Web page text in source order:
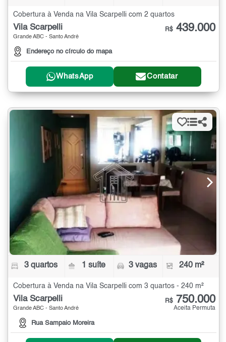
Cobertura à Venda na Vila Scarpelli com 2 quartos
Vila Scarpelli
Grande ABC - Santo André
Endereço no círculo do mapa
R$ 439.000
WhatsApp Contatar
3 quartos 1 suíte 3 vagas 240 m²
Cobertura à Venda na Vila Scarpelli com 3 quartos - 240 m²
Vila Scarpelli
Grande ABC - Santo André
Rua Sampaio Moreira
R$ 750.000
Aceita Permuta